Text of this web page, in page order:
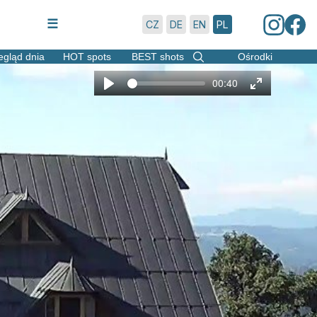
Play
00:40
Enter
☰ CZ DE EN PL
dnia HOT spots BEST shots Ośrodki